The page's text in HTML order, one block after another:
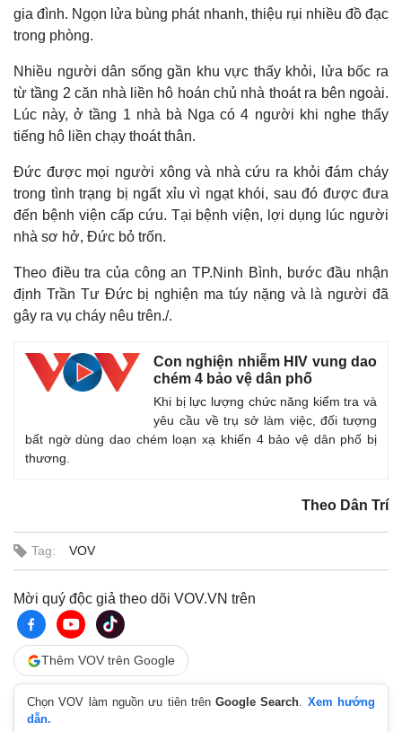
Cuộc sống đó đây
gia đình. Ngọn lửa bùng phát nhanh, thiệu rụi nhiều đồ đạc
trong phòng.
Nhiều người dân sống gần khu vực thấy khỏi, lửa bốc ra
từ tầng 2 căn nhà liền hô hoán chủ nhà thoát ra bên ngoài.
Lúc này, ở tầng 1 nhà bà Nga có 4 người khi nghe thấy
tiếng hô liền chạy thoát thân.
Đức được mọi người xông và nhà cứu ra khỏi đám cháy
trong tình trạng bị ngất xỉu vì ngạt khói, sau đó được đưa
đến bệnh viện cấp cứu. Tại bệnh viện, lợi dụng lúc người
nhà sơ hở, Đức bỏ trốn.
Theo điều tra của công an TP.Ninh Bình, bước đầu nhận
định Trần Tư Đức bị nghiện ma túy nặng và là người đã
gây ra vụ cháy nêu trên./.
Con nghiện nhiễm HIV vung dao
chém 4 bảo vệ dân phố
Khi bị lực lượng chức năng kiểm tra và
yêu cầu về trụ sở làm việc, đối tượng
bất ngờ dùng dao chém loạn xạ khiến 4 bảo vệ dân phố bị
thương.
Theo Dân Trí
Tag: VOV
Mời quý độc giả theo dõi VOV.VN trên
Thêm VOV trên Google
Chọn VOV làm nguồn ưu tiên trênGoogle Search. Xem hướng
dẫn.